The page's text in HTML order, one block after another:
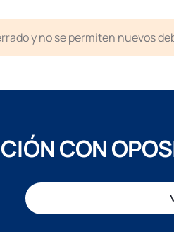
y no se permiten nuevos
CON